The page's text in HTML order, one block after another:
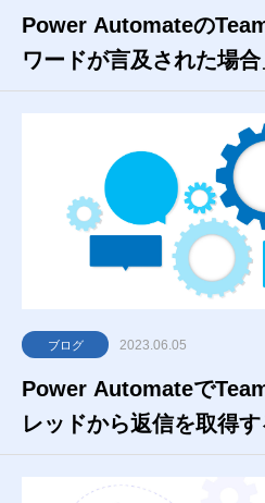
Power Automateの
ワードが言及された場
扱い方
ブログ 2023.06.05
Power Automateで
レッドから返信を取得す